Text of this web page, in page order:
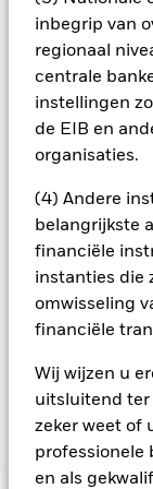
inbegrip van
regionaal
centrale
instellingen
de EIB en
organisaties.
(4) Andere
belangrijkste
financiële
instanties die
omwisseling
financiële
Wij wijzen u
uitsluitend ter
zeker weet of
professionele
en als
geschikte
minimaliseren.
het fonds, kunt u
fonds bekijken –
aangegeven
aandelenklasse.
verkrijgbaar bij
In de mate
te reduceren,
verbonden
goede aan
verdeling van
de lopende
BGF Euro